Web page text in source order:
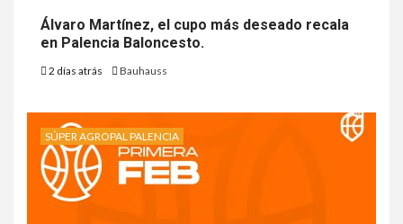
Álvaro Martínez, el cupo más deseado recala
en Palencia Baloncesto.
2 días atrás Bauhauss
SÚPER AGROPAL PALENCIA